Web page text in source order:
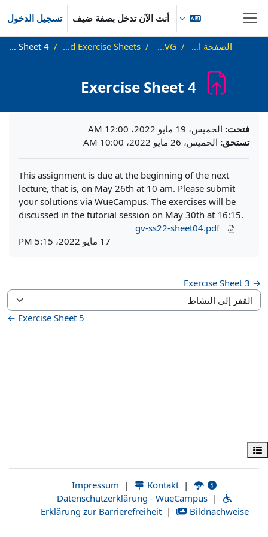
تخطى إلى المحتوى الرئيسي
أنت الآن تدخل بصفة ضيف تسجيل الدخول
المقرر
الصفحة الرئيسية SS22_VG
Tutorials and Exercise Sheets
Exercise Sheet 4
Exercise Sheet 4
فتحت: الخميس، 19 مايو 2022، 12:00 AM
تستحق: الخميس، 26 مايو 2022، 10:00 AM
This assignment is due at the beginning of the next
lecture, that is, on May 26th at 10 am. Please submit
your solutions via WueCampus. The exercises will be
discussed in the tutorial session on May 30th at 16:15.
gv-ss22-sheet04.pdf
17 مايو 2022، 5:15 PM
→ Exercise Sheet 3
القفز إلى النشاط
Exercise Sheet 5 ←
| Kontakt |
Datenschutzerklärung - WueCampus |
Erklärung zur Barrierefreiheit | Bildnachweise